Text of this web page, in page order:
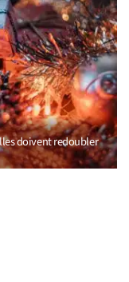
doivent redoubler